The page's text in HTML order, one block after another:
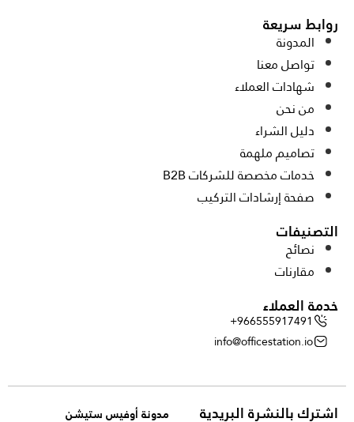
روابط سريعة
المدونة
تواصل معنا
شهادات العملاء
من نحن
دليل الشراء
تصاميم ملهمة
خدمات مخصصة للشركات B2B
صفحة إرشادات التركيب
التصنيفات
نصائح
مقارنات
خدمة العملاء
+966555917491
info@officestation.io
اشترك بالنشرة البريدية
مدونة أوفيس ستيشن